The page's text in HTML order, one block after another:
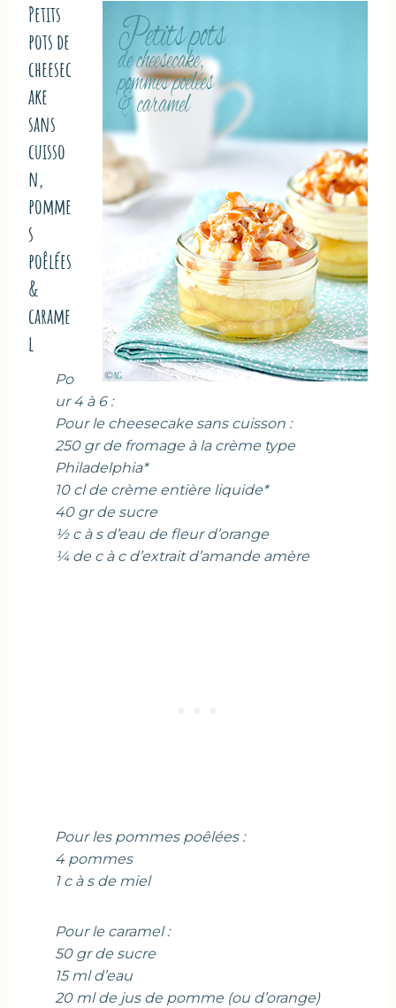
Petits
pots de
cheesec
ake
sans
cuisso
n,
pomme
s
poêlées
&
carame
l
Po
ur 4 à 6 :
Pour le cheesecake sans cuisson :
250 gr de fromage à la crème type
Philadelphia*
10 cl de crème entière liquide*
40 gr de sucre
½ c à s d’eau de fleur d’orange
¼ de c à c d’extrait d’amande amère
Pour les pommes poêlées :
4 pommes
1 c à s de miel
Pour le caramel :
50 gr de sucre
15 ml d’eau
20 ml de jus de pomme (ou d’orange)